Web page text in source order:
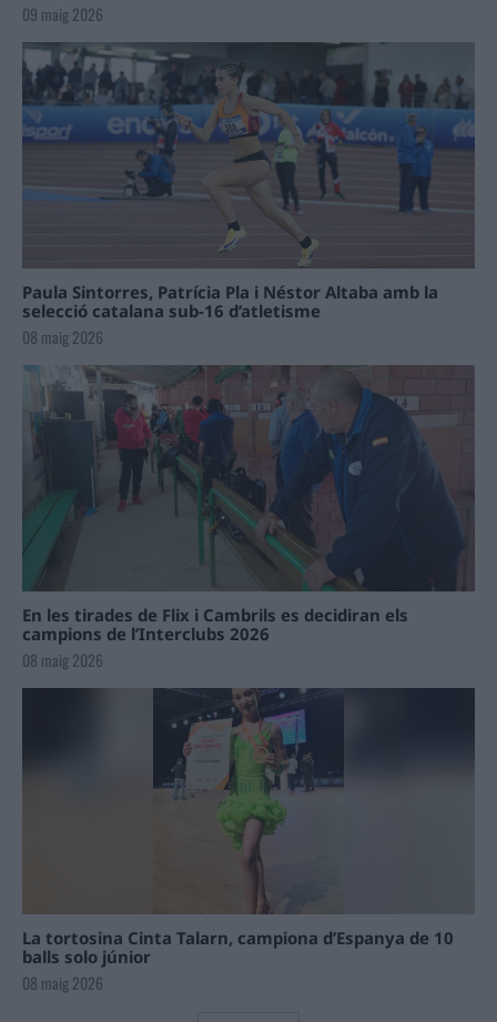
09 maig 2026
Paula Sintorres, Patrícia Pla i Néstor Altaba amb la
selecció catalana sub-16 d’atletisme
08 maig 2026
En les tirades de Flix i Cambrils es decidiran els
campions de l’Interclubs 2026
08 maig 2026
La tortosina Cinta Talarn, campiona d’Espanya de 10
balls solo júnior
08 maig 2026